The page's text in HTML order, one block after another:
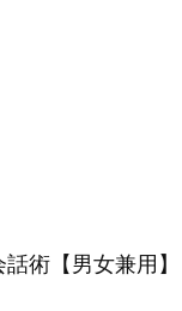
話術【男女兼用